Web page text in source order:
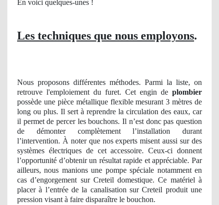
En voici quelques-unes !
Les techniques que nous employons.
Nous proposons différentes méthodes. Parmi la liste, on
retrouve l'emploiement du furet. Cet engin de plombier
possède une pièce métallique flexible mesurant 3 mètres de
long ou plus. Il sert à reprendre la circulation des eaux, car
il permet de percer les bouchons. Il n’est donc pas question
de démonter complètement l’installation durant
l’intervention. À noter que nos experts misent aussi sur des
systèmes électriques de cet accessoire. Ceux-ci donnent
l’opportunité d’obtenir un résultat rapide et appréciable. Par
ailleurs, nous manions une pompe spéciale notamment en
cas d’engorgement sur Creteil domestique. Ce matériel à
placer à l’entrée de la canalisation sur Creteil produit une
pression visant à faire disparaître le bouchon.